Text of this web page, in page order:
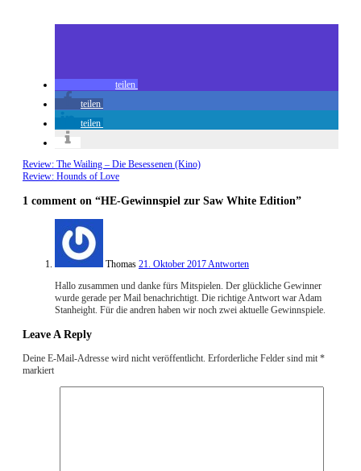
teilen
teilen
teilen
Review: The Wailing – Die Besessenen (Kino)
Review: Hounds of Love
1 comment on “HE-Gewinnspiel zur Saw White Edition”
Thomas 21. Oktober 2017 Antworten
Hallo zusammen und danke fürs Mitspielen. Der glückliche Gewinner
wurde gerade per Mail benachrichtigt. Die richtige Antwort war Adam
Stanheight. Für die andren haben wir noch zwei aktuelle Gewinnspiele.
Leave A Reply
Deine E-Mail-Adresse wird nicht veröffentlicht. Erforderliche Felder sind mit *
markiert